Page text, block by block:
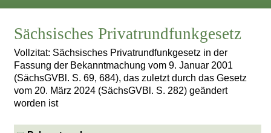
Sächsisches Privatrundfunkgesetz
Vollzitat: Sächsisches Privatrundfunkgesetz in der
Fassung der Bekanntmachung vom 9. Januar 2001
(SächsGVBl. S. 69, 684), das zuletzt durch das Gesetz
vom 20. März 2024 (SächsGVBl. S. 282) geändert
worden ist